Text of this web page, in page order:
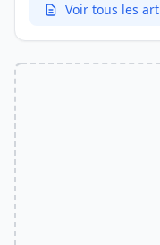
Voir tous les